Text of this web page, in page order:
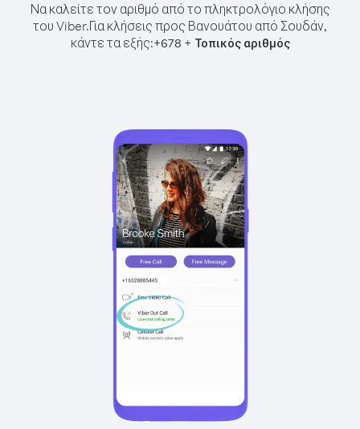
Να καλείτε τον αριθμό από το πληκτρολόγιο κλήσης
του Viber.Για κλήσεις προς Βανουάτου από Σουδάν,
κάντε τα εξής:+678 + Τοπικός αριθμός